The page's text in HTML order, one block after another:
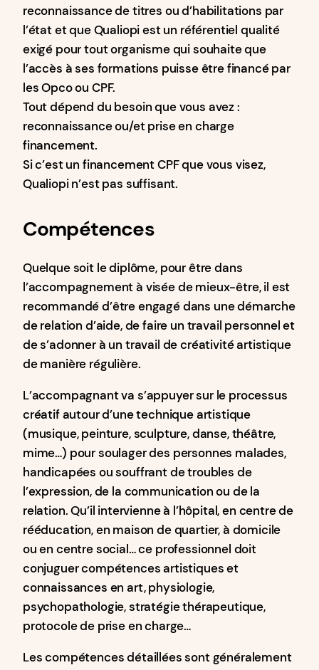
reconnaissance de titres ou d’habilitations par
l’état et que Qualiopi est un référentiel qualité
exigé pour tout organisme qui souhaite que
l’accès à ses formations puisse être financé par
les Opco ou CPF.
Tout dépend du besoin que vous avez :
reconnaissance ou/et prise en charge
financement.
Si c’est un financement CPF que vous visez,
Qualiopi n’est pas suffisant.
Compétences
Quelque soit le diplôme, pour être dans
l’accompagnement à visée de mieux-être, il est
recommandé d’être engagé dans une démarche
de relation d’aide, de faire un travail personnel et
de s’adonner à un travail de créativité artistique
de manière régulière.
L’accompagnant va s’appuyer sur le processus
créatif autour d’une technique artistique
(musique, peinture, sculpture, danse, théâtre,
mime…) pour soulager des personnes malades,
handicapées ou souffrant de troubles de
l’expression, de la communication ou de la
relation. Qu’il intervienne à l’hôpital, en centre de
rééducation, en maison de quartier, à domicile
ou en centre social… ce professionnel doit
conjuguer compétences artistiques et
connaissances en art, physiologie,
psychopathologie, stratégie thérapeutique,
protocole de prise en charge…
Les compétences détaillées sont généralement